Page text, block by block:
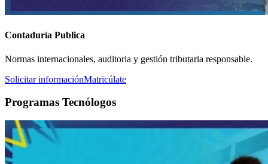
Contaduría Publica
Normas internacionales, auditoria y gestión tributaria responsable.
Solicitar informaciónMatricúlate
Programas Tecnólogos